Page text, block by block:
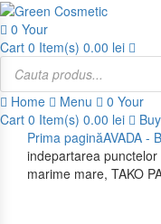
0 Your
Cart 0 Item(s) 0.00 lei
Products
search
Home
Menu 0 Your
Cart 0 Item(s) 0.00 lei
Prima paginăAVADA -
indepartarea
marime mare, TAKO